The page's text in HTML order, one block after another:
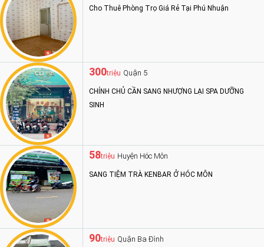
Cho Thuê Phòng Trọ Giá Rẻ Tại Phú Nhuận
300triệu Quận 5
CHÍNH CHỦ CẦN SANG NHƯỢNG LẠI SPA DƯỠNG
SINH
58triệu Huyện Hóc Môn
SANG TIỆM TRÀ KENBAR Ở HÓC MÔN
90triệu Quận Ba Đình